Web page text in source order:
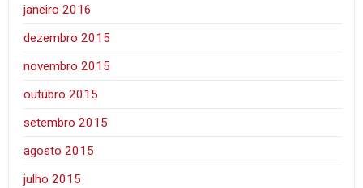
janeiro 2016
dezembro 2015
novembro 2015
outubro 2015
setembro 2015
agosto 2015
julho 2015